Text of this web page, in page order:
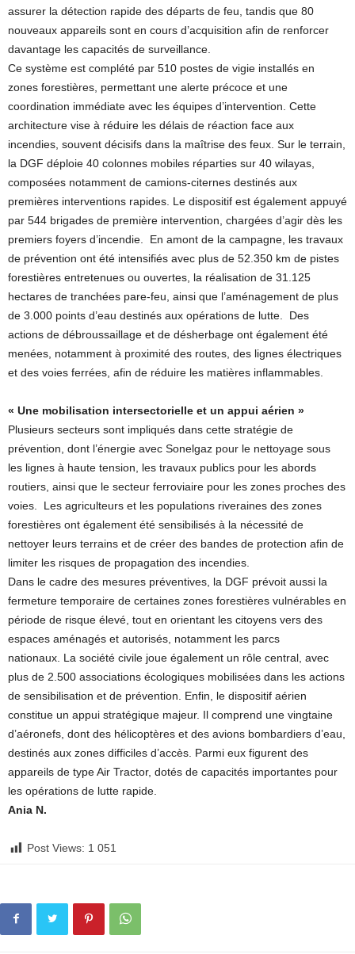
assurer la détection rapide des départs de feu, tandis que 80
nouveaux appareils sont en cours d’acquisition afin de renforcer
davantage les capacités de surveillance.
Ce système est complété par 510 postes de vigie installés en
zones forestières, permettant une alerte précoce et une
coordination immédiate avec les équipes d’intervention. Cette
architecture vise à réduire les délais de réaction face aux
incendies, souvent décisifs dans la maîtrise des feux. Sur le terrain,
la DGF déploie 40 colonnes mobiles réparties sur 40 wilayas,
composées notamment de camions-citernes destinés aux
premières interventions rapides. Le dispositif est également appuyé
par 544 brigades de première intervention, chargées d’agir dès les
premiers foyers d’incendie. En amont de la campagne, les travaux
de prévention ont été intensifiés avec plus de 52.350 km de pistes
forestières entretenues ou ouvertes, la réalisation de 31.125
hectares de tranchées pare-feu, ainsi que l’aménagement de plus
de 3.000 points d’eau destinés aux opérations de lutte. Des
actions de débroussaillage et de désherbage ont également été
menées, notamment à proximité des routes, des lignes électriques
et des voies ferrées, afin de réduire les matières inflammables.
« Une mobilisation intersectorielle et un appui aérien »
Plusieurs secteurs sont impliqués dans cette stratégie de
prévention, dont l’énergie avec Sonelgaz pour le nettoyage sous
les lignes à haute tension, les travaux publics pour les abords
routiers, ainsi que le secteur ferroviaire pour les zones proches des
voies. Les agriculteurs et les populations riveraines des zones
forestières ont également été sensibilisés à la nécessité de
nettoyer leurs terrains et de créer des bandes de protection afin de
limiter les risques de propagation des incendies.
Dans le cadre des mesures préventives, la DGF prévoit aussi la
fermeture temporaire de certaines zones forestières vulnérables en
période de risque élevé, tout en orientant les citoyens vers des
espaces aménagés et autorisés, notamment les parcs
nationaux. La société civile joue également un rôle central, avec
plus de 2.500 associations écologiques mobilisées dans les actions
de sensibilisation et de prévention. Enfin, le dispositif aérien
constitue un appui stratégique majeur. Il comprend une vingtaine
d’aéronefs, dont des hélicoptères et des avions bombardiers d’eau,
destinés aux zones difficiles d’accès. Parmi eux figurent des
appareils de type Air Tractor, dotés de capacités importantes pour
les opérations de lutte rapide.
Ania N.
Post Views: 1 051